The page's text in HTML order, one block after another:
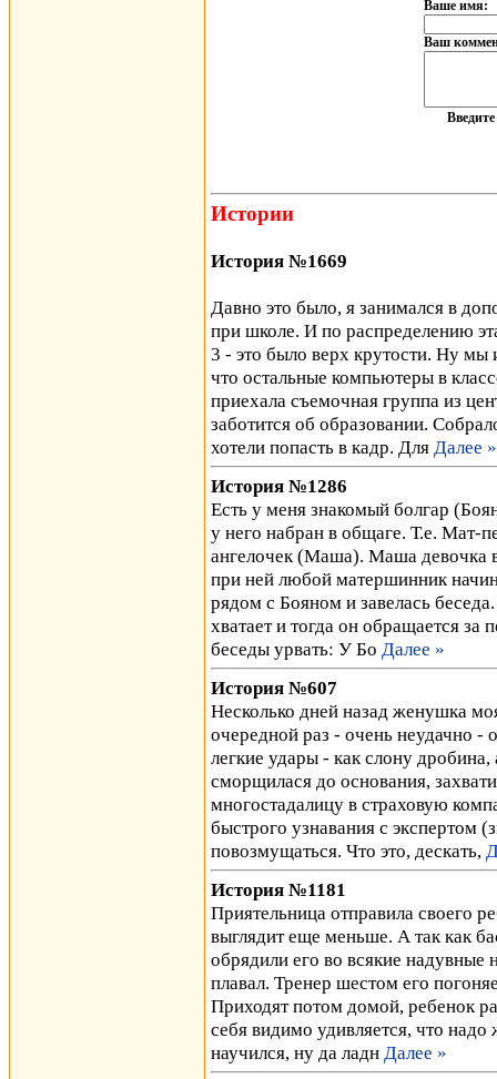
Ваше имя:
Ваш
Истории
История №1669
Давно это было, я занимался в
при школе. И по распределению
3 - это было верх крутости. Ну мы
что остальные компьютеры в
приехала съемочная группа из
заботится об образовании.
хотели попасть в кадр. Для Далее »
История №1286
Есть у меня знакомый болгар
у него набран в общаге. Т.е. Мат-
ангелочек (Маша). Маша девочка
при ней любой матершинник
рядом с Бояном и завелась
хватает и тогда он обращается
беседы урвать: У Бо Далее »
История №607
Несколько дней назад женушка
очередной раз - очень неудачно -
легкие удары - как слону
сморщилася до основания,
многостадалицу в страховую
быстрого узнавания с экспертом
повозмущаться. Что это, дескать,
История №1181
Приятельница отправила своего
выглядит еще меньше. А так как
обрядили его во всякие надувные
плавал. Тренер шестом его
Приходят потом домой, ребенок
себя видимо удивляется, что надо
научился, ну да ладн Далее »